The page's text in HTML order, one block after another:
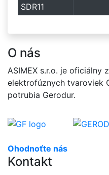
SDR11
O nás
ASIMEX s.r.o. je oficiálny
elektrofúznych tvaroviek
potrubia Gerodur.
Ohodnoťte nás
Kontakt